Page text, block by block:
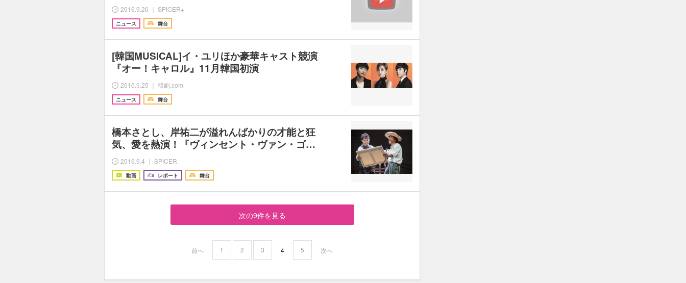
2016.9.26 ｜ SPICER+
ニュース 舞台
[韓国MUSICAL]イ・ユリほか豪華キャスト競演
『オー！キャロル』11月韓国初演
2016.9.25 ｜ 韓劇.com
ニュース 舞台
橋本さとし、岸祐二が溢れんばかりの才能と狂
気、愛を熱演！『ヴィンセント・ヴァン・ゴ…
2016.9.4 ｜ SPICER
動画 レポート 舞台
次の9件を見る
前へ 1 2 3 4 5 次へ